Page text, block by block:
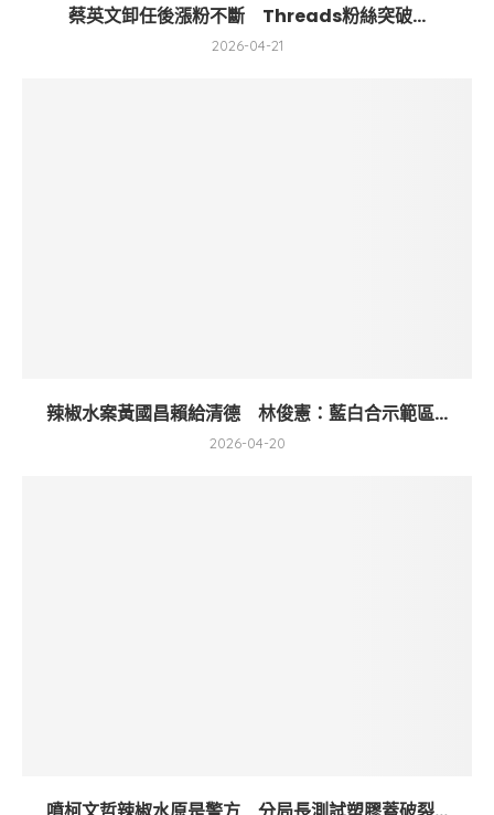
蔡英文卸任後漲粉不斷 Threads粉絲突破...
2026-04-21
辣椒水案黃國昌賴給清德 林俊憲：藍白合示範區...
2026-04-20